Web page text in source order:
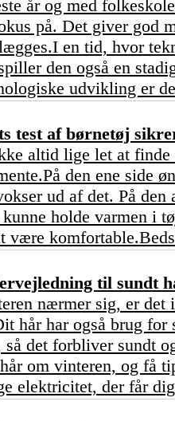
år og med
på. Det giver god
en tid, hvor
den også en
udvikling er
test af børnetøj
altid lige let at
den ene side
ud af det. På
holde varmen i
være
til sundt
nærmer sig, er det
hår har også brug
så det forbliver sundt
om vinteren, og få
elektricitet, der får